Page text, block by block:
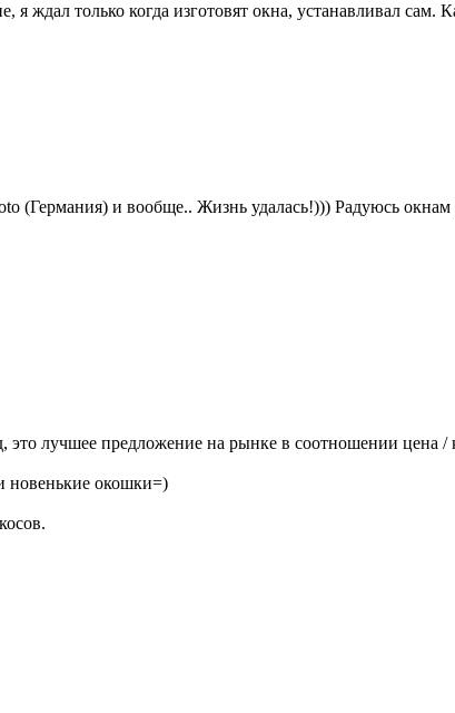
ждал только когда изготовят окна, устанавливал сам.
(Германия) и вообще.. Жизнь удалась!))) Радуюсь окнам
лучшее предложение на рынке в соотношении цена /
новенькие окошки=)